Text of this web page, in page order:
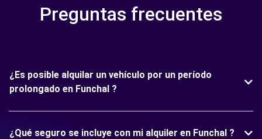
Preguntas frecuentes
¿Es posible alquilar un vehículo por un período
prolongado en Funchal ?
¿Qué seguro se incluye con mi alquiler en Funchal ?